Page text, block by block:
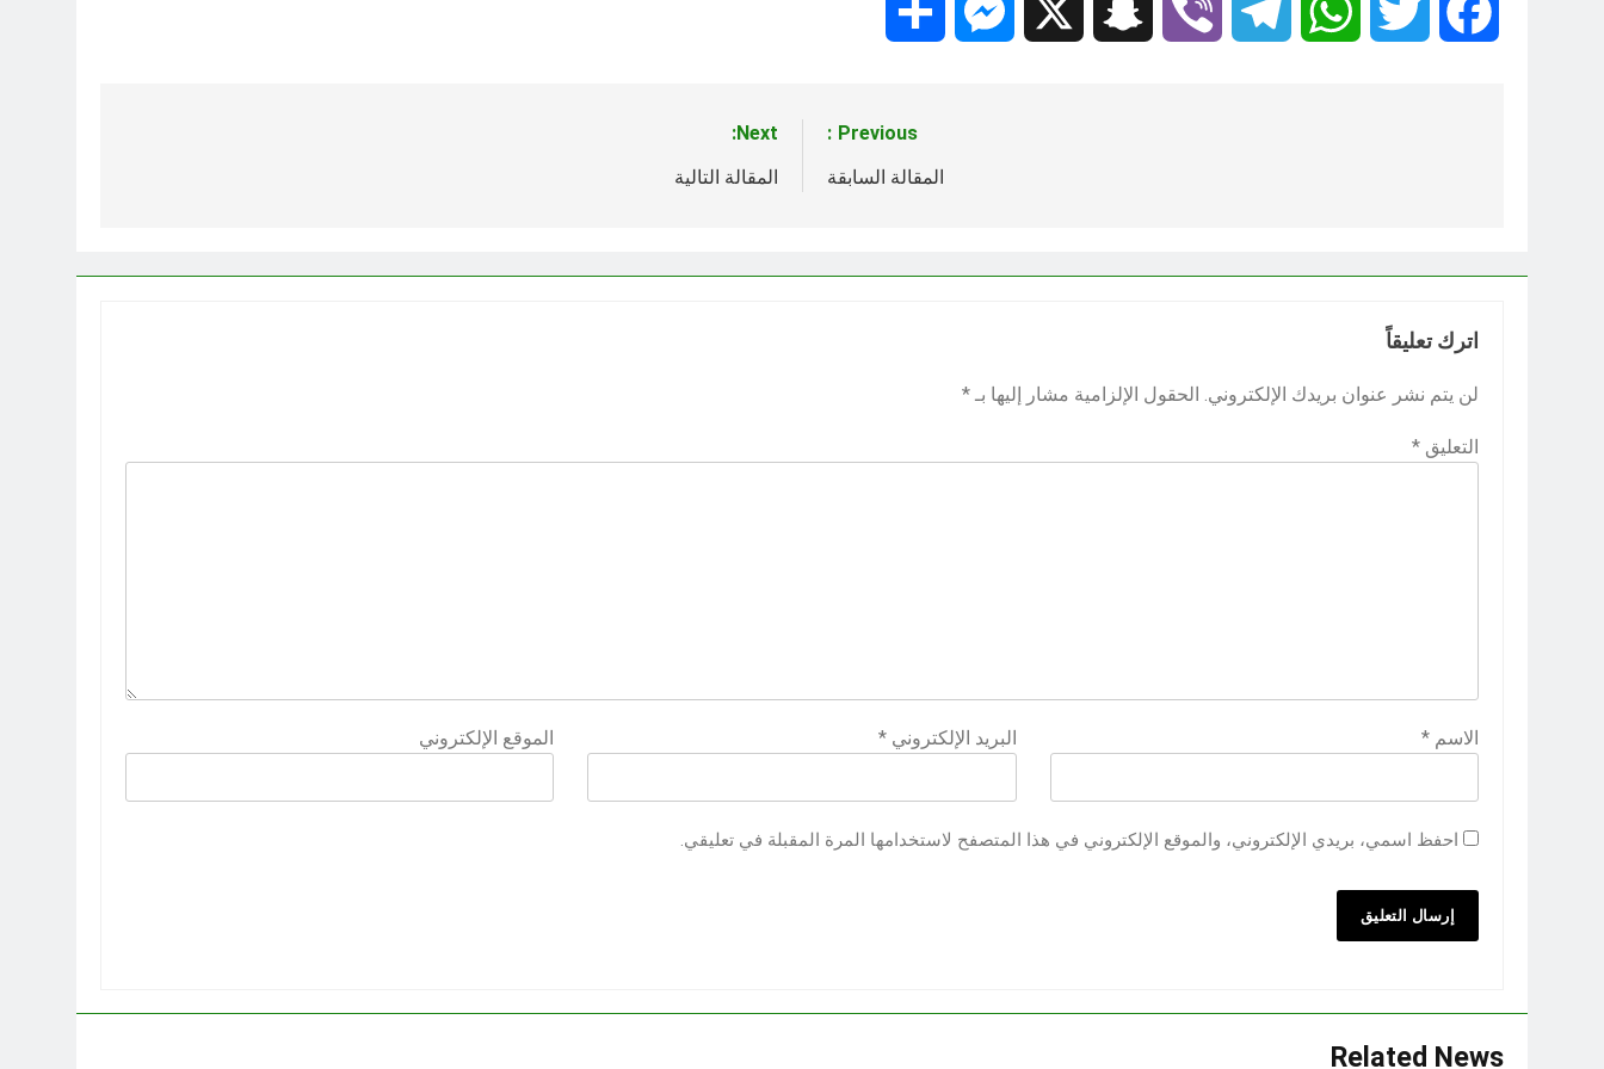
Facebook
Twitter
WhatsApp
Telegram
Viber
Snapchat
Messenger
Previous:
المقالة السابقة
Next:
المقالة التالية
اترك تعليقاً
لن يتم نشر عنوان بريدك الإلكتروني. الحقول الإلزامية مشار إليها بـ *
التعليق *
الاسم * البريد الإلكتروني* الموقع الإلكتروني
احفظ اسمي، بريدي الإلكتروني، والموقع الإلكتروني في هذا المتصفح لاستخدامها المرة المقبلة في تعليقي.
Related News